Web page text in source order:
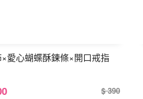
愛心蝴蝶酥鍊條×開口戒指
$ 390